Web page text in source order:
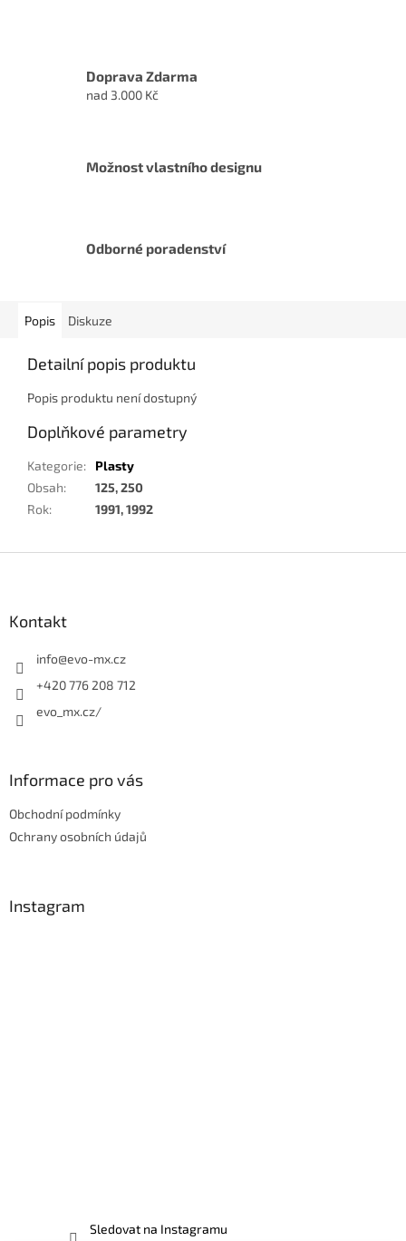
Doprava Zdarma
nad 3.000 Kč
Možnost vlastního designu
Odborné poradenství
Popis Diskuze
Detailní popis produktu
Popis produktu není dostupný
Doplňkové parametry
Kategorie:
Plasty
Obsah:
125, 250
Rok: 1991, 1992
Kontakt
info@evo-mx.cz
+420 776 208 712
evo_mx.cz/
Informace pro vás
Obchodní podmínky
Ochrany osobních údajů
Instagram
Sledovat na Instagramu